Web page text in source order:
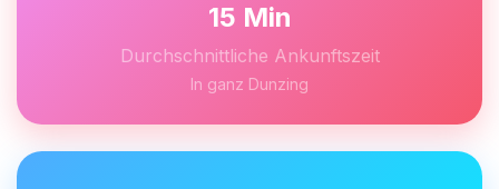
15 Min
Durchschnittliche Ankunftszeit
In ganz Dunzing